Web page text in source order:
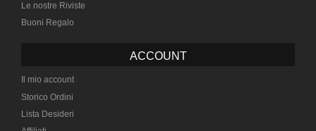
Le nostre Riviste
Buoni Regalo
ACCOUNT
Il mio account
Storico Ordini
Lista Desideri